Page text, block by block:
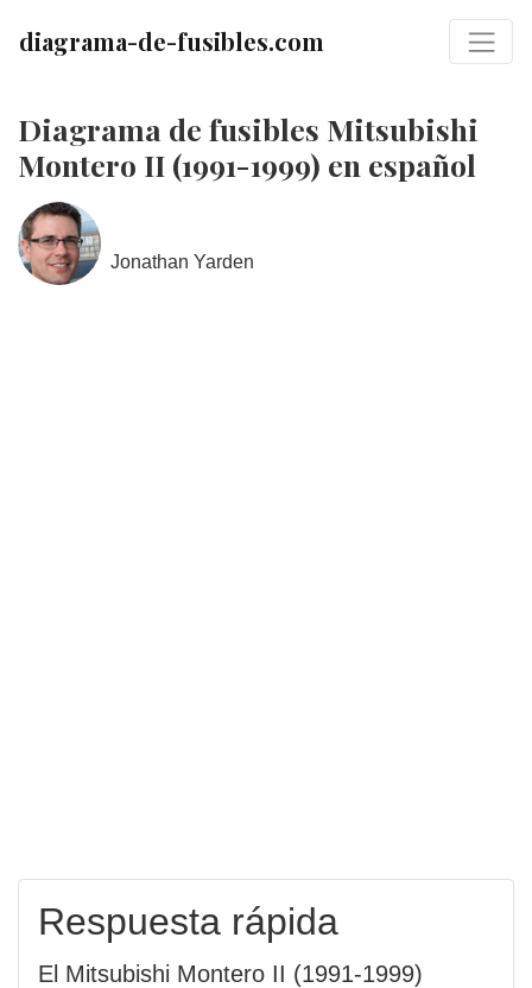
diagrama-de-fusibles.com
Diagrama de fusibles Mitsubishi
Montero II (1991-1999) en español
Jonathan Yarden
Respuesta rápida
El Mitsubishi Montero II (1991-1999)